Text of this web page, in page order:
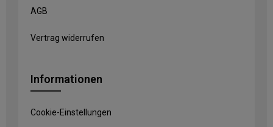
AGB
Vertrag widerrufen
Informationen
Cookie-Einstellungen